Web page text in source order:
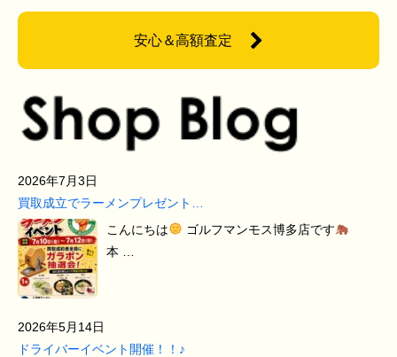
安心＆高額査定
2026年7月3日
買取成立でラーメンプレゼント…
こんにちは
ゴルフマンモス博多店です
本 …
2026年5月14日
ドライバーイベント開催！！♪